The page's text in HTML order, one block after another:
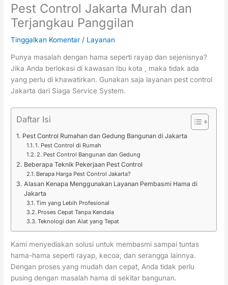
Pest Control Jakarta Murah dan
Terjangkau Panggilan
Tinggalkan Komentar / Layanan
Punya masalah dengan hama seperti rayap dan sejenisnya?
Jika Anda berlokasi di kawasan Ibu kota , maka tidak ada
yang perlu di khawatirkan. Gunakan saja layanan pest control
Jakarta dari Siaga Service System.
Daftar Isi
Pest Control Rumahan dan Gedung Bangunan di Jakarta
1. Pest Control di Rumah
2. Pest Control Bangunan dan Gedung
Beberapa Teknik Pekerjaan Pest Control
Berapa Harga Pest Control Jakarta?
Alasan Kenapa Menggunakan Layanan Pembasmi Hama di
Jakarta
Tim yang Lebih Profesional
Proses Cepat Tanpa Kendala
Teknologi dan Alat yang Tepat
Kami menyediakan solusi untuk membasmi sampai tuntas
hama-hama seperti rayap, kecoa, dan serangga lainnya.
Dengan proses yang mudah dan cepat, Anda tidak perlu
pusing dengan masalah hama di sekitar bangunan.